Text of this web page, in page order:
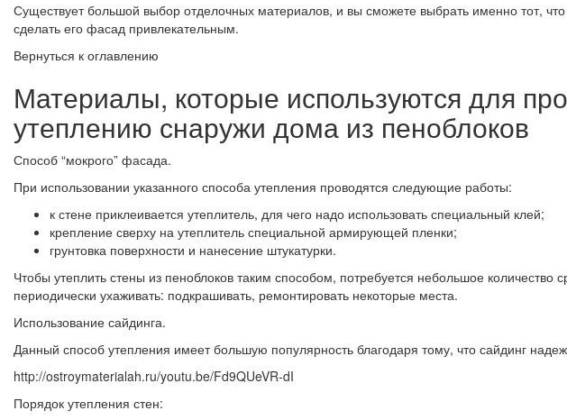
Существует большой выбор отделочных материалов, и вы сможете выбрать именно тот,
сделать его фасад привлекательным.
Вернуться к оглавлению
Материалы, которые используются для
утеплению снаружи дома из пеноблоков
Способ “мокрого” фасада.
При использовании указанного способа утепления проводятся следующие работы:
к стене приклеивается утеплитель, для чего надо использовать специальный клей;
крепление сверху на утеплитель специальной армирующей пленки;
грунтовка поверхности и нанесение штукатурки.
Чтобы утеплить стены из пеноблоков таким способом, потребуется небольшое
периодически ухаживать: подкрашивать, ремонтировать некоторые места.
Использование сайдинга.
Данный способ утепления имеет большую популярность благодаря тому, что сайдинг
http://ostroymaterialah.ru/youtu.be/Fd9QUeVR-dI
Порядок утепления стен: